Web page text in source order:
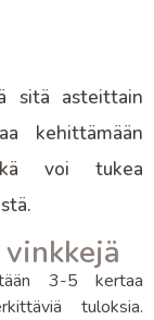
sitä asteittain
kehittämään
voi tukea
3-5 kertaa
tuloksia.